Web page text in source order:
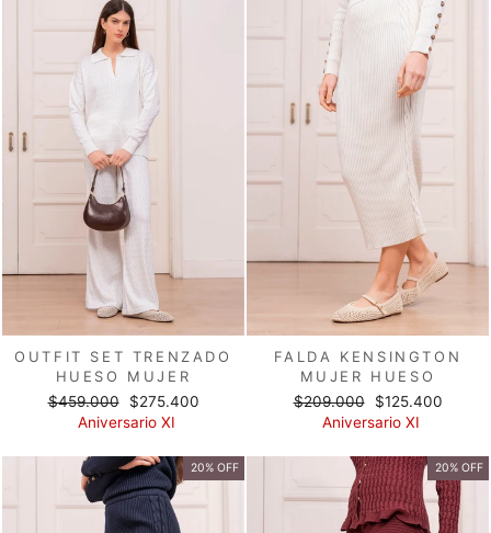
OUTFIT SET TRENZADO
HUESO MUJER
Precio
habitual
$459.000
Precio
de
$275.400
Aniversario XI
FALDA KENSINGTON
MUJER HUESO
Precio
habitual
$209.000
Precio
de
$125.400
Aniversario XI
20% OFF 20% OFF